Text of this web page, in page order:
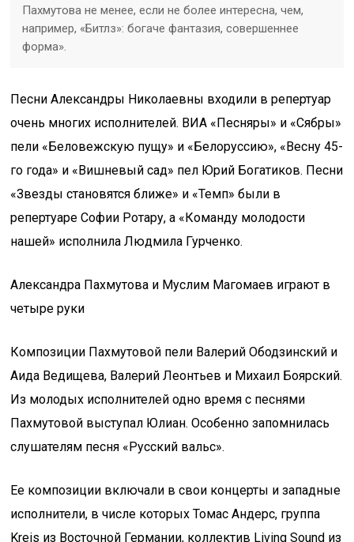
Пахмутова не менее, если не более интересна, чем,
например, «Битлз»: богаче фантазия, совершеннее
форма».
Песни Александры Николаевны входили в репертуар
очень многих исполнителей. ВИА «Песняры» и «Сябры»
пели «Беловежскую пущу» и «Белоруссию», «Весну 45-
го года» и «Вишневый сад» пел Юрий Богатиков. Песни
«Звезды становятся ближе» и «Темп» были в
репертуаре Софии Ротару, а «Команду молодости
нашей» исполнила Людмила Гурченко.
Александра Пахмутова и Муслим Магомаев играют в
четыре руки
Композиции Пахмутовой пели Валерий Ободзинский и
Аида Ведищева, Валерий Леонтьев и Михаил Боярский.
Из молодых исполнителей одно время с песнями
Пахмутовой выступал Юлиан. Особенно запомнилась
слушателям песня «Русский вальс».
Ее композиции включали в свои концерты и западные
исполнители, в числе которых Томас Андерс, группа
Kreis из Восточной Германии, коллектив Living Sound из